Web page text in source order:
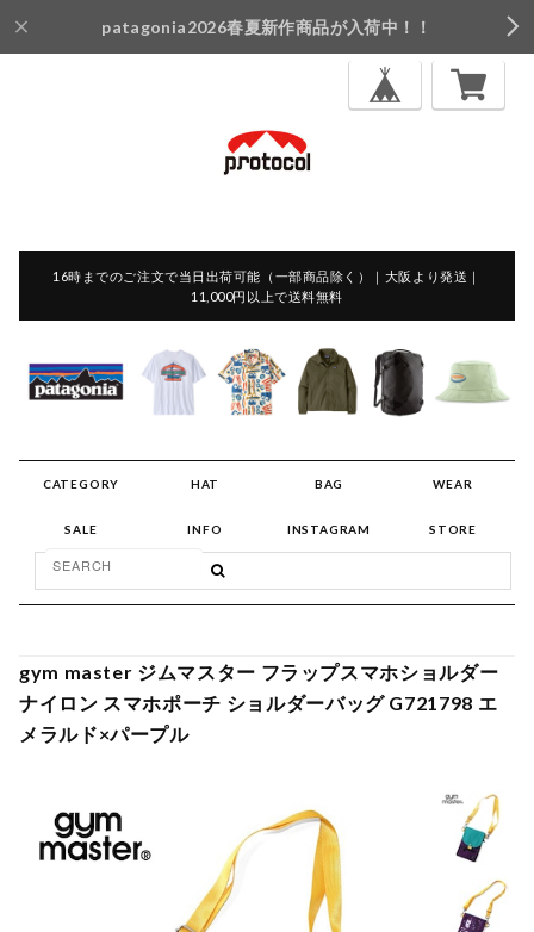
patagonia2026春夏新作商品が入荷中！！
16時までのご注文で当日出荷可能（一部商品除く）｜大阪より発送｜
11,000円以上で送料無料
CATEGORY HAT BAG WEAR
SALE INFO INSTAGRAM STORE
gym master ジムマスター フラップスマホショルダー
ナイロン スマホポーチ ショルダーバッグ G721798 エ
メラルド×パープル